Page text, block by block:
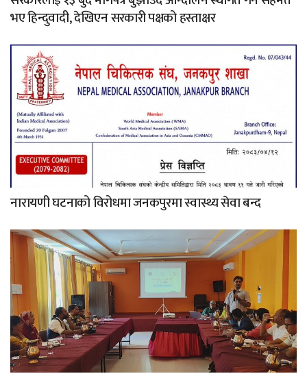
भए हिन्दुवादी, देखिएन सरकारी पक्षको हस्ताक्षर
नारायणी घटनाको विरोधमा जनकपुरमा स्वास्थ्य सेवा बन्द